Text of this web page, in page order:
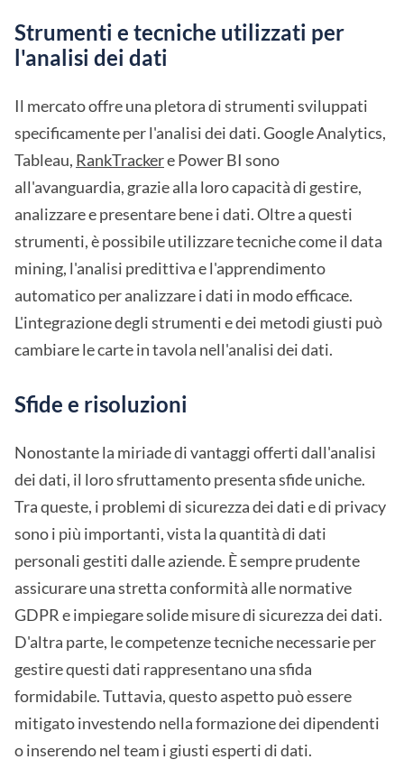
Strumenti e tecniche utilizzati per
l'analisi dei dati
Il mercato offre una pletora di strumenti sviluppati
specificamente per l'analisi dei dati. Google Analytics,
Tableau, RankTrackere Power BI sono
all'avanguardia, grazie alla loro capacità di gestire,
analizzare e presentare bene i dati. Oltre a questi
strumenti, è possibile utilizzare tecniche come il data
mining, l'analisi predittiva e l'apprendimento
automatico per analizzare i dati in modo efficace.
L'integrazione degli strumenti e dei metodi giusti può
cambiare le carte in tavola nell'analisi dei dati.
Sfide e risoluzioni
Nonostante la miriade di vantaggi offerti dall'analisi
dei dati, il loro sfruttamento presenta sfide uniche.
Tra queste, i problemi di sicurezza dei dati e di privacy
sono i più importanti, vista la quantità di dati
personali gestiti dalle aziende. È sempre prudente
assicurare una stretta conformità alle normative
GDPR e impiegare solide misure di sicurezza dei dati.
D'altra parte, le competenze tecniche necessarie per
gestire questi dati rappresentano una sfida
formidabile. Tuttavia, questo aspetto può essere
mitigato investendo nella formazione dei dipendenti
o inserendo nel team i giusti esperti di dati.